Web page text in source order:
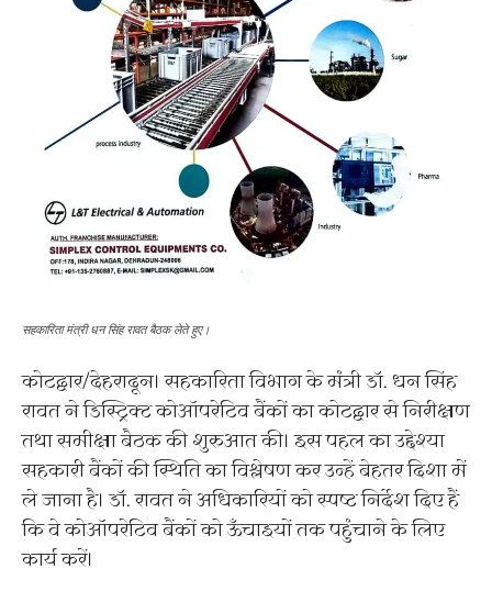
सहकारिता मंत्री धन सिंह रावत बैठक लेते हुए।
कोटद्वार/देहरादून। सहकारिता विभाग के मंत्री डॉ. धन सिंह
रावत ने डिस्ट्रिक्ट कोऑपरेटिव बैंकों का कोटद्वार से निरीक्षण
तथा समीक्षा बैठक की शुरुआत की। इस पहल का उद्देश्या
सहकारी बैंकों की स्थिति का विश्लेषण कर उन्हें बेहतर दिशा में
ले जाना है। डॉ. रावत ने अधिकारियों को स्पष्ट निर्देश दिए हैं
कि वे कोऑपरेटिव बैंकों को ऊँचाइयों तक पहुंचाने के लिए
कार्य करें।